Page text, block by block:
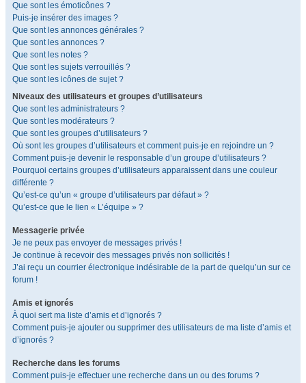
Que sont les émoticônes ?
Puis-je insérer des images ?
Que sont les annonces générales ?
Que sont les annonces ?
Que sont les notes ?
Que sont les sujets verrouillés ?
Que sont les icônes de sujet ?
Niveaux des utilisateurs et groupes d’utilisateurs
Que sont les administrateurs ?
Que sont les modérateurs ?
Que sont les groupes d’utilisateurs ?
Où sont les groupes d’utilisateurs et comment puis-je en rejoindre un ?
Comment puis-je devenir le responsable d’un groupe d’utilisateurs ?
Pourquoi certains groupes d’utilisateurs apparaissent dans une couleur
différente ?
Qu’est-ce qu’un « groupe d’utilisateurs par défaut » ?
Qu’est-ce que le lien « L’équipe » ?
Messagerie privée
Je ne peux pas envoyer de messages privés !
Je continue à recevoir des messages privés non sollicités !
J’ai reçu un courrier électronique indésirable de la part de quelqu’un sur ce
forum !
Amis et ignorés
À quoi sert ma liste d’amis et d’ignorés ?
Comment puis-je ajouter ou supprimer des utilisateurs de ma liste d’amis et
d’ignorés ?
Recherche dans les forums
Comment puis-je effectuer une recherche dans un ou des forums ?